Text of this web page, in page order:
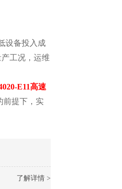
设备投入成
工况，运维
E11高速
前提下，实
了解详情 >